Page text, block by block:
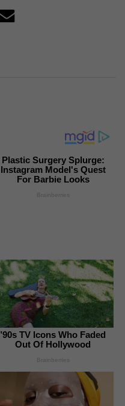
Plastic Surgery Splurge:
Instagram Model's Quest
For Barbie Looks
Brainberries
’90s TV Icons Who Faded
Out Of Hollywood
Brainberries